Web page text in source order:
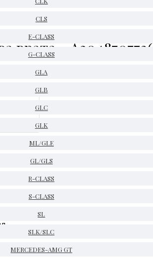
CLS
E-CLASS
G-CLASS
GLA
GLB
GLC
GLK
ML/GLE
GL/GLS
R-CLASS
S-CLASS
SL
SLK/SLC
MERCEDES-AMG GT
врата - A2048707726
4x или 6x, електрически